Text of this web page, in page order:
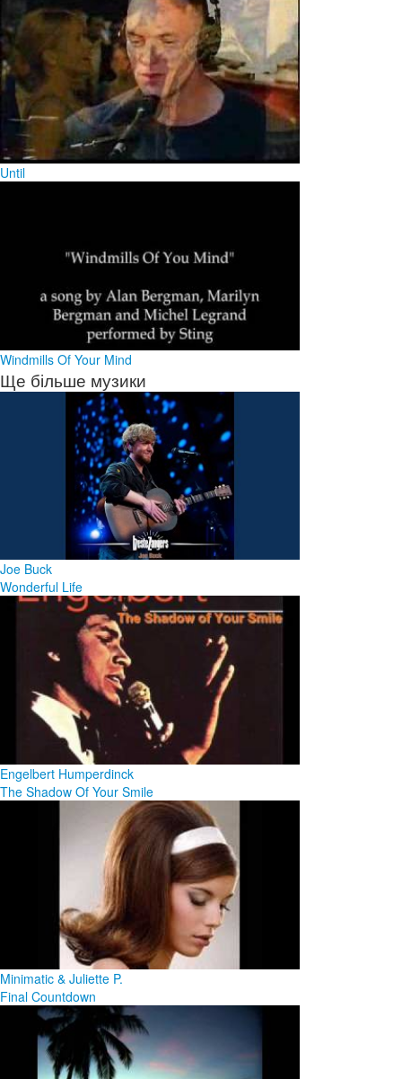
Until
Windmills Of Your Mind
Ще більше музики
Joe Buck
Wonderful Life
Engelbert Humperdinck
The Shadow Of Your Smile
Minimatic & Juliette P.
Final Countdown